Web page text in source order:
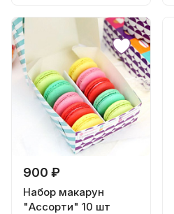
900 ₽
Набор макарун
"Ассорти" 10 шт